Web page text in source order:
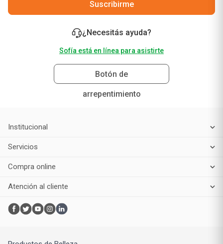
Suscribirme
¿Necesitás ayuda?
Sofía está en línea para asistirte
Botón de
arrepentimiento
Institucional
Servicios
Compra online
Atención al cliente